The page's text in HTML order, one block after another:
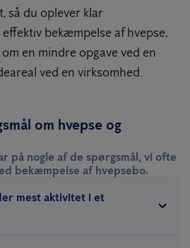
så du oplever klar
bekæmpelse af hvepse,
en mindre opgave ved en
ved en virksomhed.
om hvepse og
på nogle af de spørgsmål, vi ofte
bekæmpelse af hvepsebo.
mest aktivitet i et